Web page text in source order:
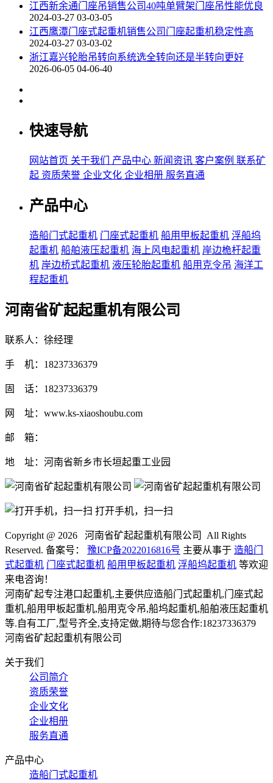
江西新余通门座吊销售公司40吨单臂架门座吊性能优良
2024-03-27 03-03-05
江西鹰潭门座式起重机销售公司门座起重机稳定性高
2024-03-27 03-03-02
浙江嘉兴轮胎吊转向系统选全转向还是半转向更好
2026-06-05 04-06-40
快速导航
网站首页 关于我们 产品中心 新闻资讯 客户案例 联系矿
起 资质荣誉 企业文化 企业相册 服务直通
产品中心
造船门式起重机 门座式起重机 船用甲板起重机 浮船坞
起重机 船舶液压起重机 海上风电起重机 岸边桅杆起重
机 岸边桥式起重机 液压轮胎起重机 船用克令吊 海洋工
程起重机
河南省矿起起重机有限公司
联系人：徐经理
手 机：18237336379
固 话：18237336379
网 址：www.ks-xiaoshoubu.com
邮 箱：
地 址：河南省新乡市长垣起重工业园
打开手机，扫一扫
Copyright @ 2026 河南省矿起起重机有限公司 All Rights
Reserved. 备案号： 豫ICP备2022016816号 主要从事于 造船门
式起重机 门座式起重机 船用甲板起重机 浮船坞起重机 等欢迎
来电咨询！
河南矿起专注港口起重机,主要供应造船门式起重机,门座式起
重机,船用甲板起重机,船用克令吊,船坞起重机,船舶液压起重机
等.自有工厂,型号齐全,支持定做,期待与您合作:18237336379
河南省矿起起重机有限公司
关于我们
公司简介
资质荣誉
企业文化
企业相册
服务直通
产品中心
造船门式起重机